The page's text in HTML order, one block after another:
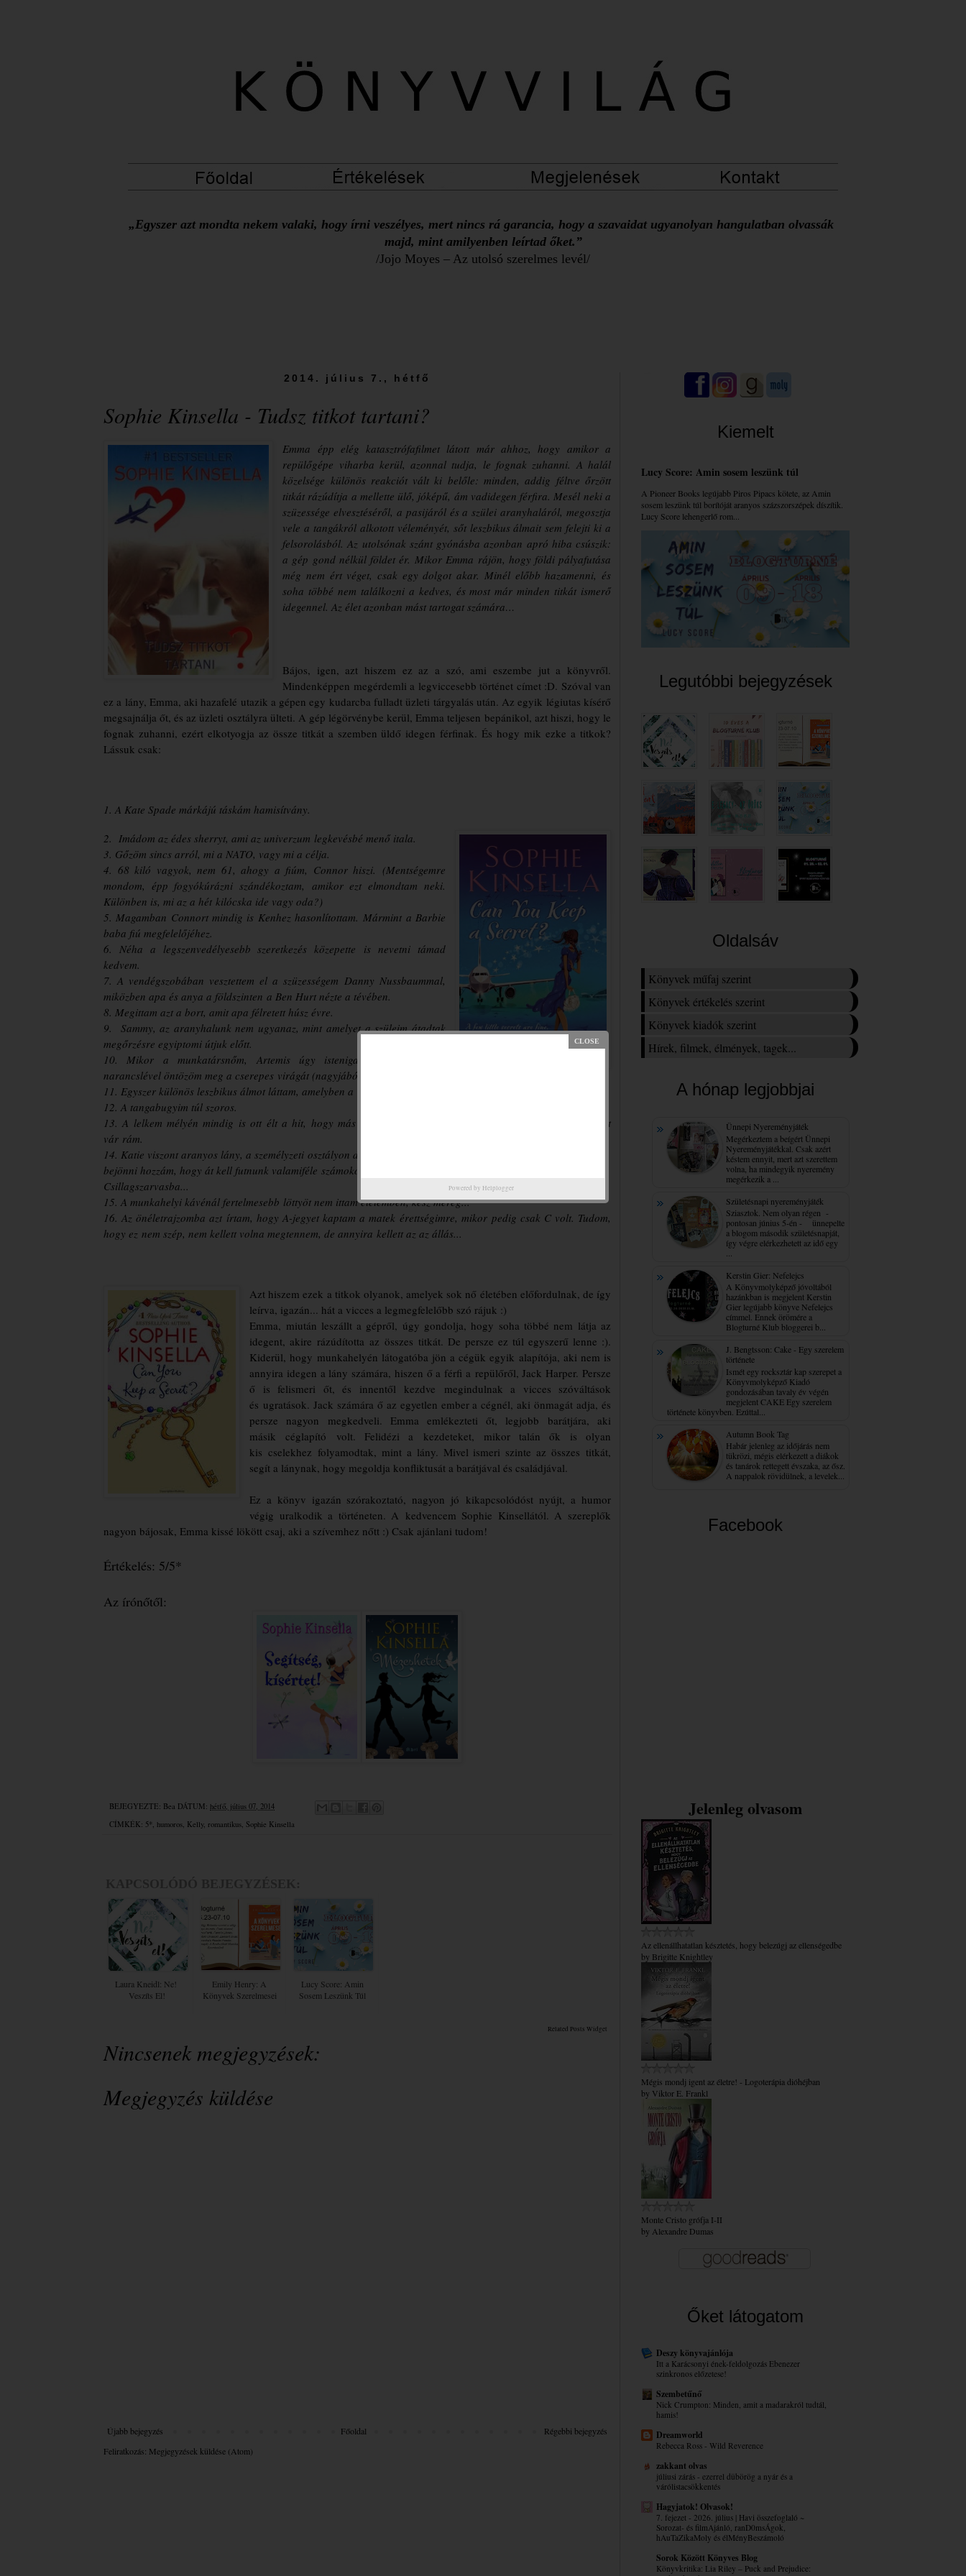
„Egyszer azt mondta nekem valaki, hogy írni veszélyes, mert nincs rá garancia, hogy a szavaidat ugyanolyan hangulatban olvassák
majd, mint amilyenben leírtad őket.”
/Jojo Moyes – Az utolsó szerelmes levél/
2014. július 7., hétfő
Sophie Kinsella - Tudsz titkot tartani?
Emma épp elég katasztrófafilmet látott már ahhoz, hogy amikor a
repülőgépe viharba kerül, azonnal tudja, le fognak zuhanni. A halál
közelsége különös reakciót vált ki belőle: minden, addig féltve őrzött
titkát rázúdítja a mellette ülő, jóképű, ám vadidegen férfira. Mesél neki a
szüzessége elvesztéséről, a pasijáról és a szülei aranyhaláról, megosztja
vele a tangákról alkotott véleményét, sőt leszbikus álmait sem felejti ki a
felsorolásból. Az utolsónak szánt gyónásba azonban apró hiba csúszik:
a gép gond nélkül földet ér. Mikor Emma rájön, hogy földi pályafutása
még nem ért véget, csak egy dolgot akar. Minél előbb hazamenni, és
soha többé nem találkozni a kedves, és most már minden titkát ismerő
idegennel. Az élet azonban mást tartogat számára…
Bájos, igen, azt hiszem ez az a szó, ami eszembe jut a könyvről.
Mindenképpen megérdemli a legviccesebb történet címet :D. Szóval van
ez a lány, Emma, aki hazafelé utazik a gépen egy kudarcba fulladt üzleti tárgyalás után. Az egyik légiutas kísérő
megsajnálja őt, és az üzleti osztályra ülteti. A gép légörvénybe kerül, Emma teljesen bepánikol, azt hiszi, hogy le
fognak zuhanni, ezért elkotyogja az össze titkát a szemben üldő idegen férfinak. És hogy mik ezke a titkok?
Lássuk csak:
1. A Kate Spade márkájú táskám hamisítvány.
2. Imádom az édes sherryt, ami az univerzum legkevésbé menő itala.
3. Gőzöm sincs arról, mi a NATO, vagy mi a célja.
4. 68 kiló vagyok, nem 61, ahogy a fiúm, Connor hiszi. (Mentségemre
mondom, épp fogyókúrázni szándékoztam, amikor ezt elmondtam neki.
Különben is, mi az a hét kilócska ide vagy oda?)
5. Magamban Connort mindig is Kenhez hasonlítottam. Mármint a Barbie
baba fiú megfelelőjéhez.
6. Néha a legszenvedélyesebb szeretkezés közepette is nevetni támad
kedvem.
7. A vendégszobában vesztettem el a szüzességem Danny Nussbaummal,
miközben apa és anya a földszinten a Ben Hurt nézte a tévében.
8. Megittam azt a bort, amit apa félretett húsz évre.
9. Sammy, az aranyhalunk nem ugyanaz, mint amelyeta szüleim átadtak
megőrzésre egyiptomi útjuk előtt.
10. Mikor a munkatársnőm, Artemis úgy istenigazából
narancslével öntözöm meg a cserepes virágát (nagyjából naponta).
11. Egyszer különös leszbikus álmot láttam, amelyben a
12. A tangabugyim túl szoros.
13. A lelkem mélyén mindig is ott élt a hit, hogy más
vagyok, mint a többiek, s a sarkon túl csodás új élet
vár rám.
14. Katie viszont aranyos lány, a személyzeti osztályon dolgozik. Van egy titkunk. Azzal szokott
bejönni hozzám, hogy át kell futnunk valamiféle számokon, de ilyenkor valójában kilógunk a
Csillagszarvasba...
15. A munkahelyi kávénál fertelmesebb löttyöt nem ittam életemben, kész méreg...
16. Az önéletrajzomba azt írtam, hogy A-jegyet kaptam a matek érettségimre, mikor pedig csak C volt. Tudom,
hogy ez nem szép, nem kellett volna megtennem, de annyira kellett az az állás...
Azt hiszem ezek a titkok olyanok, amelyek sok nő életében előfordulnak, de így
leírva, igazán... hát a vicces a legmegfelelőbb szó rájuk :)
Emma, miután leszállt a gépről, úgy gondolja, hogy soha többé nem látja az
idegent, akire rázúdította az összes titkát. De persze ez túl egyszerű lenne :).
Kiderül, hogy munkahelyén látogatóba jön a cégük egyik alapítója, aki nem is
annyira idegen a lány számára, hiszen ő a férfi a repülőről, Jack Harper. Persze
ő is felismeri őt, és innentől kezdve megindulnak a vicces szóváltások
és ugratások. Jack számára ő az egyetlen ember a cégnél, aki önmagát adja, és
persze nagyon megkedveli. Emma emlékezteti őt, legjobb barátjára, aki
másik céglapító volt. Felidézi a kezdeteket, mikor talán ők is olyan
kis cselekhez folyamodtak, mint a lány. Mivel ismeri szinte az összes titkát,
segít a lánynak, hogy megoldja konfliktusát a barátjával és családjával.
Ez a könyv igazán szórakoztató, nagyon jó kikapcsolódóst nyújt, a humor
végig uralkodik a történeten. A kedvencem Sophie Kinsellától. A szereplők
nagyon bájosak, Emma kissé lökött csaj, aki a szívemhez nőtt :) Csak ajánlani tudom!
Értékelés: 5/5*
Az írónőtől:
BEJEGYEZTE: Bea DÁTUM: hétfő, július 07, 2014
CÍMKÉK: 5* , humoros, Kelly, romantikus, Sophie Kinsella
Laura Kneidl: Ne! ​
Veszíts El!
Emily Henry: A
Könyvek Szerelmesei
Lucy Score: Amin
Sosem Leszünk Túl
Related Posts Widget
Nincsenek megjegyzések:
Megjegyzés küldése
Újabb bejegyzés Régebbi bejegyzés
Főoldal
Feliratkozás: Megjegyzések küldése (Atom)
Kiemelt
Lucy Score: Amin sosem leszünk túl
A Pioneer Books legújabb Piros Pipacs kötete, az Amin
sosem leszünk túl borítóját aranyos százszorszépek díszítik.
Lucy Score lehengerlő rom...
Legutóbbi bejegyzések
Oldalsáv
Könyvek műfaj szerint
Könyvek értékelés szerint
Könyvek kiadók szerint
Hírek, filmek, élmények, tagek...
A hónap legjobbjai
Ünnepi Nyereményjáték
Megérkeztem a beígért Ünnepi
Nyereményjátékkal. Csak azért
késtem ennyit, mert azt szerettem
volna, ha mindegyik nyeremény
megérkezik a ...
Születésnapi nyereményjáték
Sziasztok. Nem olyan régen -
pontosan június 5-én - ünnepelte
a blogom második születésnapját,
így végre elérkezhetett az idő egy
Kerstin Gier: Nefelejcs
A Könyvmolyképző jóvoltából
hazánkban is megjelent Kerstin
Gier legújabb könyve Nefelejcs
címmel. Ennek örömére a
Blogturné Klub bloggerei b...
J. Bengtsson: Cake - Egy ​szerelem
története
Ismét egy rocksztár kap szerepet a
Könyvmolyképző Kiadó
gondozásában tavaly év végén
megjelent CAKE Egy szerelem
története könyvben. Ezúttal...
Autumn Book Tag
Habár jelenleg az időjárás nem
tükrözi, mégis elérkezett a diákok
és tanárok rettegett évszaka, az ősz.
A nappalok rövidülnek, a levelek...
Facebook
Jelenleg olvasom
Az ​ellenállhatatlan késztetés, hogy belezúgj az ellenségedbe
by Brigitte Knightley
Mégis mondj igent az életre! - Logoterápia dióhéjban
by Viktor E. Frankl
Monte Cristo grófja I-II
by Alexandre Dumas
Őket látogatom
Deszy könyvajánlója
Itt a Karácsonyi ének-feldolgozás Ebenezer
szinkronos előzetese!
Szembetűnő
Nick Crumpton: Minden, amit a madarakról tudtál,
hamis!
Dreamworld
Rebecca Ross - Wild Reverence
zakkant olvas
júliusi zárás - ezerrel dübörög a nyár és a
várólistacsökkentés
Hagyjatok! Olvasok!
7. fejezet - 2026. július | Havi összefoglaló ~
Sorozat- és filmAjánló, ranD0msÁgok,
hAuTaZikaMoly és élMényBeszámoló
Sorok Között Könyves Blog
Könyvkritika: Lia Riley – Puck ​and Prejudice:
Powered by Helplogger